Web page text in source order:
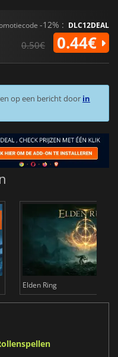
-12% : DLC12DEAL
0.50€ 0.44€
op een bericht door in
Elden Ring